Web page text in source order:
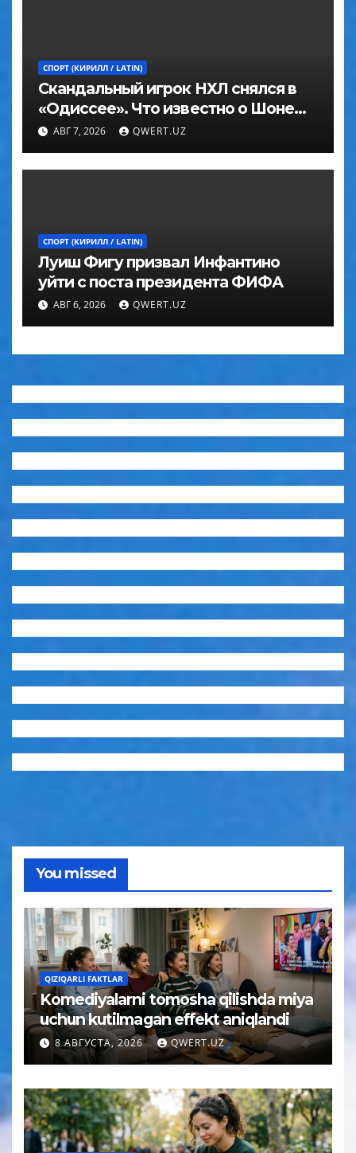
СПОРТ (КИРИЛЛ / LATIN)
Скандальный игрок НХЛ снялся в
«Одиссее». Что известно о Шоне
Эйвери
АВГ 7, 2026 QWERT.UZ
СПОРТ (КИРИЛЛ / LATIN)
Луиш Фигу призвал Инфантино
уйти с поста президента ФИФА
АВГ 6, 2026 QWERT.UZ
You missed
QIZIQARLI FAKTLAR
Komediyalarni tomosha qilishda miya
uchun kutilmagan effekt aniqlandi
8 АВГУСТА, 2026 QWERT.UZ